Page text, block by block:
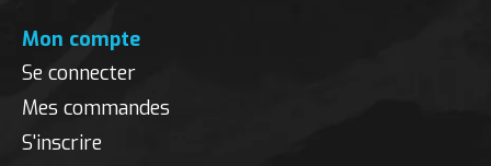
Mon compte
Se connecter
Mes commandes
S'inscrire